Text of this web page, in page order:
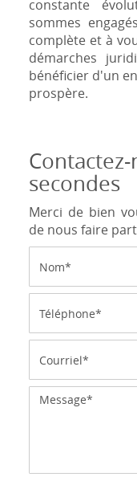
constante
sommes
complète et à
démarches
bénéficier d'un
prospère.
secondes
Merci de bien
de nous faire